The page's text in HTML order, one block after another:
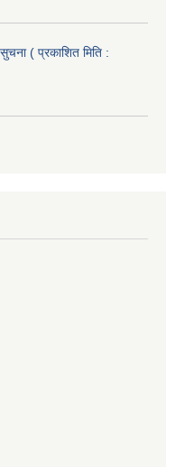
( प्रकाशित मिति :